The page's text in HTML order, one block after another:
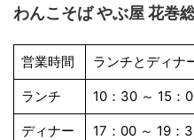
わんこそば やぶ屋 花巻
営業時間 ランチとディナ
ランチ 10：30 ～ 15：
ディナー 17：00 ～ 19：